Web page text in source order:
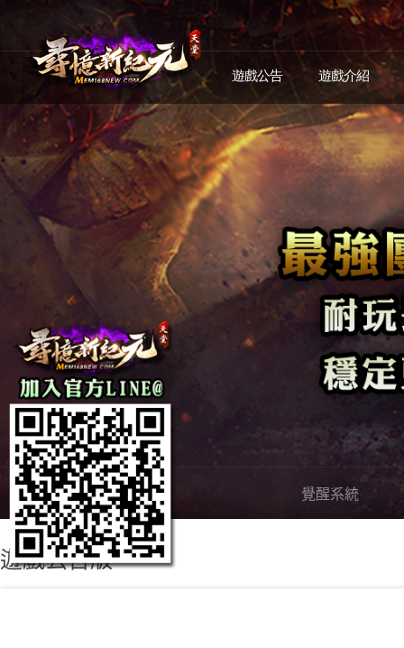
遊戲公告 遊戲介紹
嶄新內容 覺醒系統
遊戲公告版